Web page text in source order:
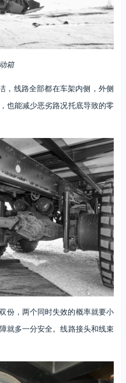
箱
，线路全部都在车架内侧，外侧
也能减少恶劣路况托底导致的零
份，两个同时失效的概率就要小
就多一分安全。线路接头和线束